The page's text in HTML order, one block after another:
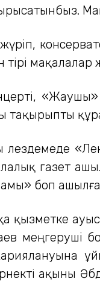
мақалалар
тақырыпты
газет
боп
қызметке
меңгеруші
ақыны